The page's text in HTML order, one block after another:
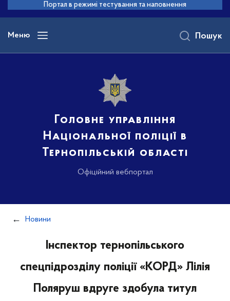
основного
вмісту
Портал в режимі тестування та наповнення
Меню
Головне управління
Національної поліції в
Тернопільській області
Офіційний вебпортал
Пошук
Новини
Інспектор тернопільського
спецпідрозділу поліції «КОРД» Лілія
Поляруш вдруге здобула титул